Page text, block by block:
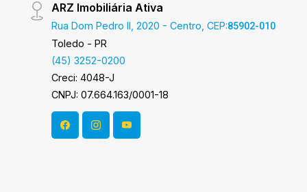
meramente ilustrativas.
ARZ Imobiliária Ativa
Rua Dom Pedro II, 2020 - Centro, CEP:85902-010
Toledo - PR
(45) 3252-0200
Creci: 4048-J
CNPJ: 07.664.163/0001-18